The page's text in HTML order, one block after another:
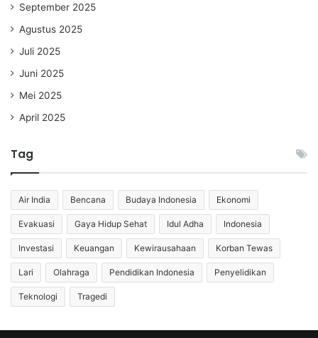
September 2025
Agustus 2025
Juli 2025
Juni 2025
Mei 2025
April 2025
Tag
Air India Bencana Budaya Indonesia Ekonomi
Evakuasi Gaya Hidup Sehat Idul Adha Indonesia
Investasi Keuangan Kewirausahaan Korban Tewas
Lari Olahraga Pendidikan Indonesia Penyelidikan
Teknologi Tragedi